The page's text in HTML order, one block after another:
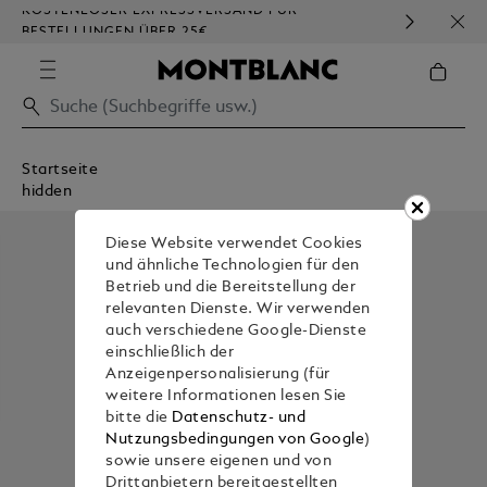
KOSTENLOSER EXPRESSVERSAND FÜR
BESTELLUNGEN ÜBER 25€
Startseite
hidden
Diese Website verwendet Cookies
und ähnliche Technologien für den
Betrieb und die Bereitstellung der
relevanten Dienste. Wir verwenden
auch verschiedene Google-Dienste
einschließlich der
Anzeigenpersonalisierung (für
weitere Informationen lesen Sie
bitte die Datenschutz- und
Nutzungsbedingungen von Google)
sowie unsere eigenen und von
Drittanbietern bereitgestellten